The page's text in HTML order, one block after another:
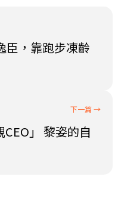
臣，靠跑步凍齡
」 黎姿的自